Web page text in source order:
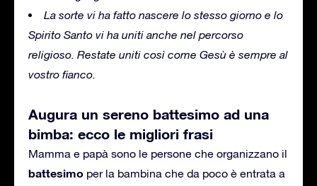
La sorte vi ha fatto nascere lo stesso giorno e lo
Spirito Santo vi ha uniti anche nel percorso
religioso. Restate uniti così come Gesù è sempre al
vostro fianco.
Augura un sereno battesimo ad una
bimba: ecco le migliori frasi
Mamma e papà sono le persone che organizzano il
battesimo per la bambina che da poco è entrata a